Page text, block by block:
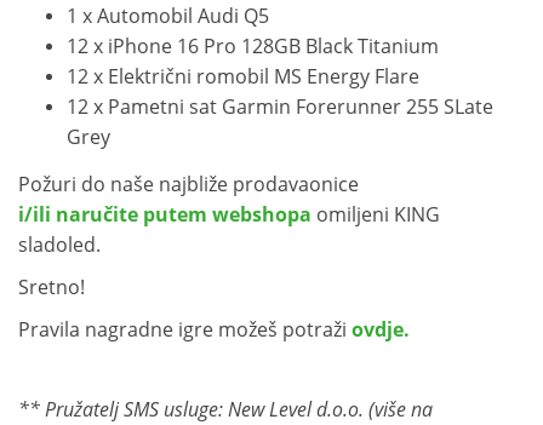
1 x Automobil Audi Q5
12 x iPhone 16 Pro 128GB Black Titanium
12 x Električni romobil MS Energy Flare
12 x Pametni sat Garmin Forerunner 255 SLate
Grey
Požuri do naše najbliže prodavaonice
i/ili naručite putem webshopa omiljeni KING
sladoled.
Sretno!
Pravila nagradne igre možeš potraži ovdje.
** Pružatelj SMS usluge: New Level d.o.o. (više na